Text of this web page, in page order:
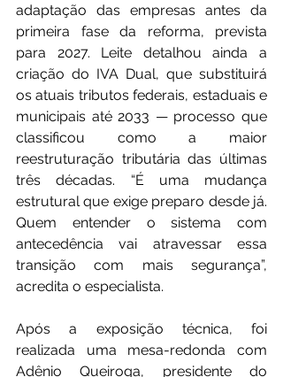
adaptação das empresas antes da
primeira fase da reforma, prevista
para 2027. Leite detalhou ainda a
criação do IVA Dual, que substituirá
os atuais tributos federais, estaduais e
municipais até 2033 — processo que
classificou como a maior
reestruturação tributária das últimas
três décadas. “É uma mudança
estrutural que exige preparo desde já.
Quem entender o sistema com
antecedência vai atravessar essa
transição com mais segurança”,
acredita o especialista.
Após a exposição técnica, foi
realizada uma mesa-redonda com
Adênio Queiroga, presidente do